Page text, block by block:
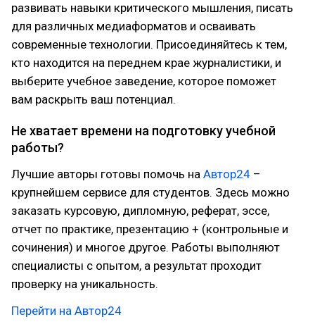
развивать навыки критического мышления, писать
для различных медиаформатов и осваивать
современные технологии. Присоединяйтесь к тем,
кто находится на переднем крае журналистики, и
выберите учебное заведение, которое поможет
вам раскрыть ваш потенциал.
Не хватает времени на подготовку учебной
работы?
Лучшие авторы готовы помочь на Автор24 –
крупнейшем сервисе для студентов. Здесь можно
заказать курсовую, дипломную, реферат, эссе,
отчет по практике, презентацию + (контрольные и
сочинения) и многое другое. Работы выполняют
специалисты с опытом, а результат проходит
проверку на уникальность.
Перейти на Автор24